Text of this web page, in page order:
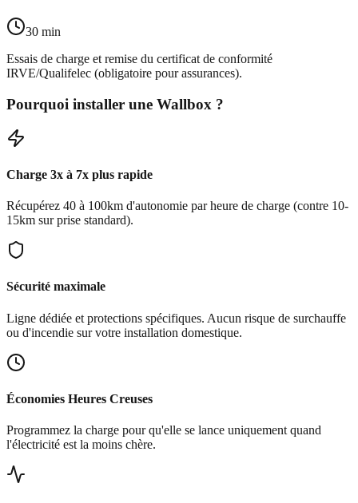
30 min
Essais de charge et remise du certificat de conformité
IRVE/Qualifelec (obligatoire pour assurances).
Pourquoi installer une Wallbox ?
Charge 3x à 7x plus rapide
Récupérez 40 à 100km d'autonomie par heure de charge (contre 10-
15km sur prise standard).
Sécurité maximale
Ligne dédiée et protections spécifiques. Aucun risque de surchauffe
ou d'incendie sur votre installation domestique.
Économies Heures Creuses
Programmez la charge pour qu'elle se lance uniquement quand
l'électricité est la moins chère.